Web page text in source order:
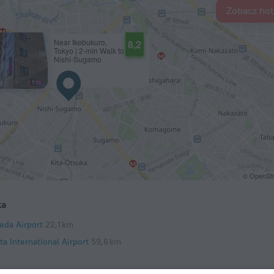
Near Ikebukuro,
Tokyo | 2-min Walk to
Nishi-Sugamo
Station | Entire Place
| Up to 4 Guests
8,2
©
Zobacz
Airport 22,1 km
International Airport 59,6 km